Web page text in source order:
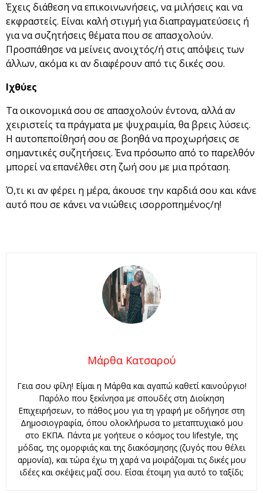
Έχεις διάθεση να επικοινωνήσεις, να μιλήσεις και να
εκφραστείς. Είναι καλή στιγμή για διαπραγματεύσεις ή
για να συζητήσεις θέματα που σε απασχολούν.
Προσπάθησε να μείνεις ανοιχτός/ή στις απόψεις των
άλλων, ακόμα κι αν διαφέρουν από τις δικές σου.
Ιχθύες
Τα οικονομικά σου σε απασχολούν έντονα, αλλά αν
χειριστείς τα πράγματα με ψυχραιμία, θα βρεις λύσεις.
Η αυτοπεποίθησή σου σε βοηθά να προχωρήσεις σε
σημαντικές συζητήσεις. Ένα πρόσωπο από το παρελθόν
μπορεί να επανέλθει στη ζωή σου με μια πρόταση.
Ό,τι κι αν φέρει η μέρα, άκουσε την καρδιά σου και κάνε
αυτό που σε κάνει να νιώθεις ισορροπημένος/η!
Μάρθα Κατσαρού
Γεια σου φίλη! Είμαι η Μάρθα και αγαπώ καθετί καινούργιο!
Παρόλο που ξεκίνησα με σπουδές στη Διοίκηση
Επιχειρήσεων, το πάθος μου για τη γραφή με οδήγησε στη
Δημοσιογραφία, όπου ολοκλήρωσα το μεταπτυχιακό μου
στο ΕΚΠΑ. Πάντα με γοήτευε ο κόσμος του lifestyle, της
μόδας, της ομορφιάς και της διακόσμησης (ζυγός που θέλει
αρμονία), και τώρα έχω τη χαρά να μοιράζομαι τις δικές μου
ιδέες και σκέψεις μαζί σου. Είσαι έτοιμη για αυτό το ταξίδι;